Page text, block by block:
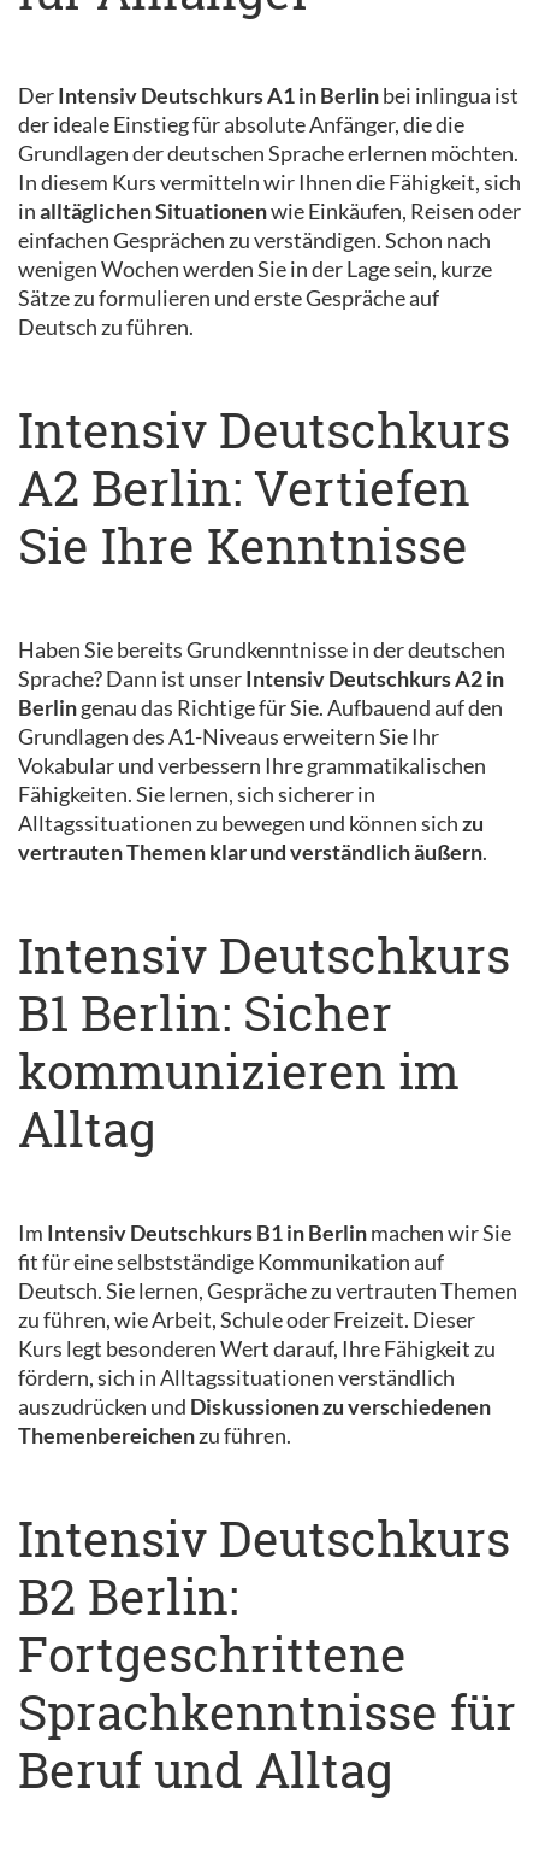
DerIntensiv Deutschkurs A1 in Berlinbei inlingua ist
der ideale Einstieg für absolute Anfänger, die die
Grundlagen der deutschen Sprache erlernen möchten.
In diesem Kurs vermitteln wir Ihnen die Fähigkeit, sich
inalltäglichen Situationenwie Einkäufen, Reisen oder
einfachen Gesprächen zu verständigen. Schon nach
wenigen Wochen werden Sie in der Lage sein, kurze
Sätze zu formulieren und erste Gespräche auf
Deutsch zu führen.
Intensiv Deutschkurs
A2 Berlin: Vertiefen
Sie Ihre Kenntnisse
Haben Sie bereits Grundkenntnisse in der deutschen
Sprache? Dann ist unserIntensiv Deutschkurs A2 in
Berlingenau das Richtige für Sie. Aufbauend auf den
Grundlagen des A1-Niveaus erweitern Sie Ihr
Vokabular und verbessern Ihre grammatikalischen
Fähigkeiten. Sie lernen, sich sicherer in
Alltagssituationen zu bewegen und können sichzu
vertrauten Themen klar und verständlich äußern.
Intensiv Deutschkurs
B1 Berlin: Sicher
kommunizieren im
Alltag
Im Intensiv Deutschkurs B1 in Berlinmachen wir Sie
fit für eine selbstständige Kommunikation auf
Deutsch. Sie lernen, Gespräche zu vertrauten Themen
zu führen, wie Arbeit, Schule oder Freizeit. Dieser
Kurs legt besonderen Wert darauf, Ihre Fähigkeit zu
fördern, sich in Alltagssituationen verständlich
auszudrücken und Diskussionen zu verschiedenen
Themenbereichenzu führen.
Intensiv Deutschkurs
B2 Berlin:
Fortgeschrittene
Sprachkenntnisse für
Beruf und Alltag